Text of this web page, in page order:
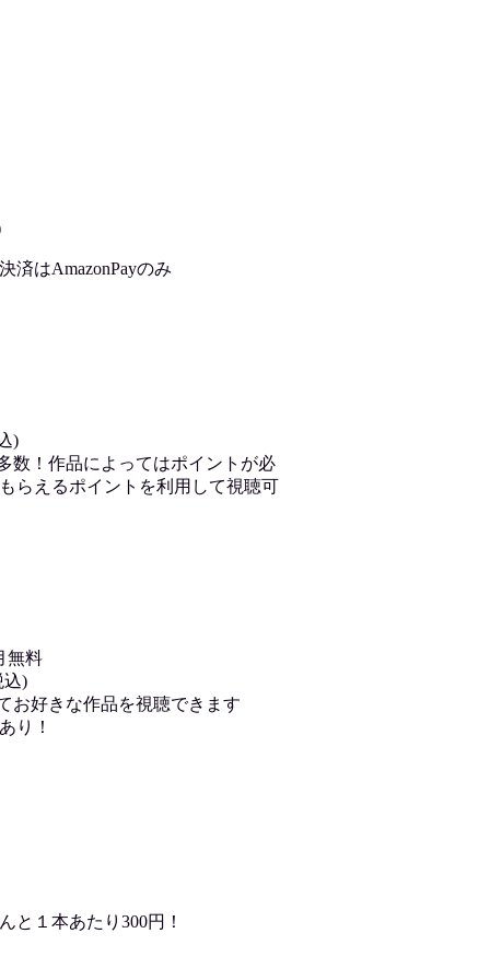
済はAmazonPayのみ
)
！作品によってはポイントが必
らえるポイントを利用して視聴可
無料
込)
お好きな作品を視聴できます
り！
と１本あたり300円！